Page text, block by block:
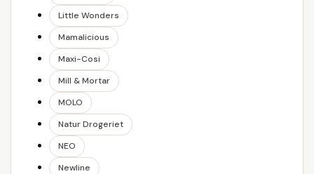
Little Wonders
Mamalicious
Maxi-Cosi
Mill & Mortar
MOLO
Natur Drogeriet
NEO
Newline